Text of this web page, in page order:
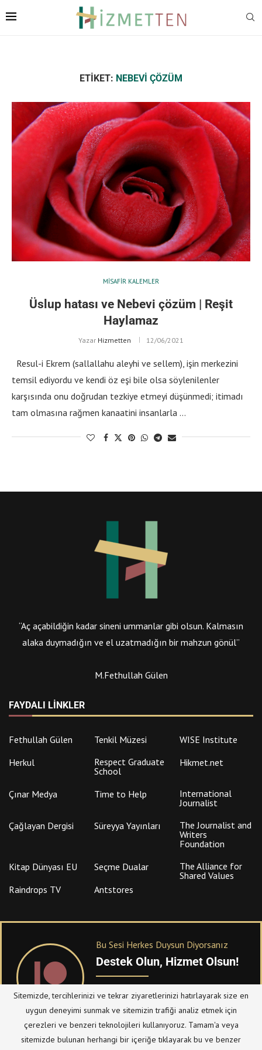
ETIKET: NEBEVI ÇÖZÜM
MISAFIR KALEMLER
Üslup hatası ve Nebevi çözüm | Reşit
Haylamaz
Yazar Hizmetten 12/06/2021
Resul-i Ekrem (sallallahu aleyhi ve sellem), işin merkezini
temsil ediyordu ve kendi öz eşi bile olsa söylenilenler
karşısında onu doğrudan tezkiye etmeyi düşünmedi; itimadı
tam olmasına rağmen kanaatini insanlarla …
“Aç açabildiğin kadar sineni ummanlar gibi olsun. Kalmasın
alaka duymadığın ve el uzatmadığın bir mahzun gönül”
M.Fethullah Gülen
FAYDALI LINKLER
Fethullah Gülen Tenkil Müzesi
WISE Institute
Herkul
Respect Graduate
School
Hikmet.net
Çınar Medya Time to Help
International
Journalist
Çağlayan Dergisi
Süreyya Yayınları
The Journalist and
Writers
Foundation
Kitap Dünyası EU
Seçme Dualar
The Alliance for
Shared Values
Raindrops TV
Antstores
Bu Sesi Herkes Duysun Diyorsanız
Destek Olun, Hizmet Olsun!
PATREONüzerinden sitemize bağışta
bulanabilirsiniz.
Sitemizde, tercihlerinizi ve tekrar ziyaretlerinizi hatırlayarak size en
uygun deneyimi sunmak ve sitemizin trafiği analiz etmek için
çerezleri ve benzeri teknolojileri kullanıyoruz. Tamam'a veya
sitemizde bulunan herhangi bir içeriğe tıklayarak bu ve benzer